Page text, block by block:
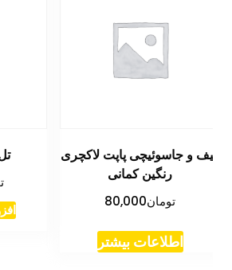
و جاسوئیچی پاپت لاکچری
رنگین کمانی
تومان80,000
اطلاعات بیشتر
تل